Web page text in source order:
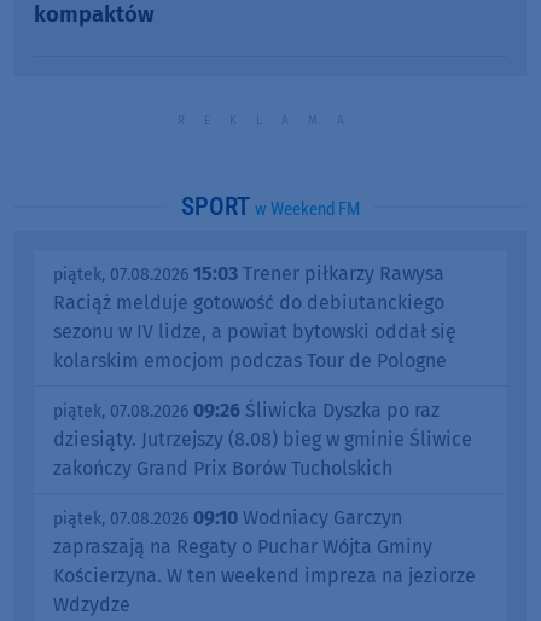
kompaktów
SPORT w Weekend FM
piątek, 07.08.2026 15:03 Trener piłkarzy Rawysa
Raciąż melduje gotowość do debiutanckiego
sezonu w IV lidze, a powiat bytowski oddał się
kolarskim emocjom podczas Tour de Pologne
piątek, 07.08.2026 09:26 Śliwicka Dyszka po raz
dziesiąty. Jutrzejszy (8.08) bieg w gminie Śliwice
zakończy Grand Prix Borów Tucholskich
piątek, 07.08.2026 09:10 Wodniacy Garczyn
zapraszają na Regaty o Puchar Wójta Gminy
Kościerzyna. W ten weekend impreza na jeziorze
Wdzydze